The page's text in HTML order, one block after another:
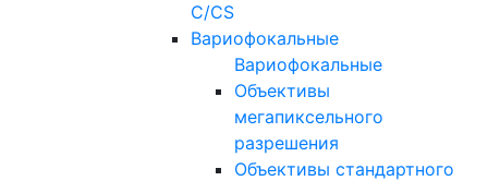
C/CS
Вариофокальные
Вариофокальные
Объективы
мегапиксельного
разрешения
Объективы стандартного